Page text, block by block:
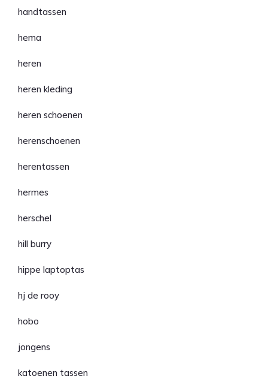
handtassen
hema
heren
heren kleding
heren schoenen
herenschoenen
herentassen
hermes
herschel
hill burry
hippe laptoptas
hj de rooy
hobo
jongens
katoenen tassen